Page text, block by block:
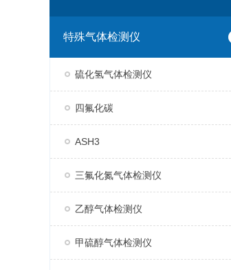
特殊气体检测仪
硫化氢气体检测仪
四氟化碳
ASH3
三氟化氮气体检测仪
乙醇气体检测仪
甲硫醇气体检测仪